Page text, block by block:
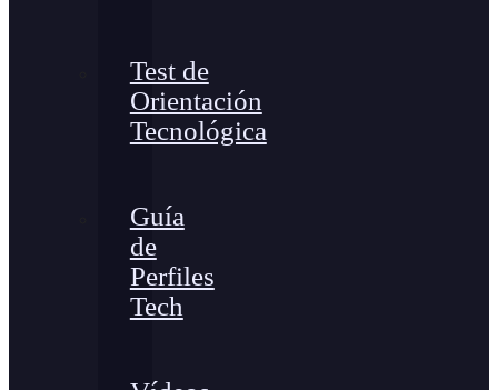
Test de
Orientación
Tecnológica
Guía
de
Perfiles
Tech